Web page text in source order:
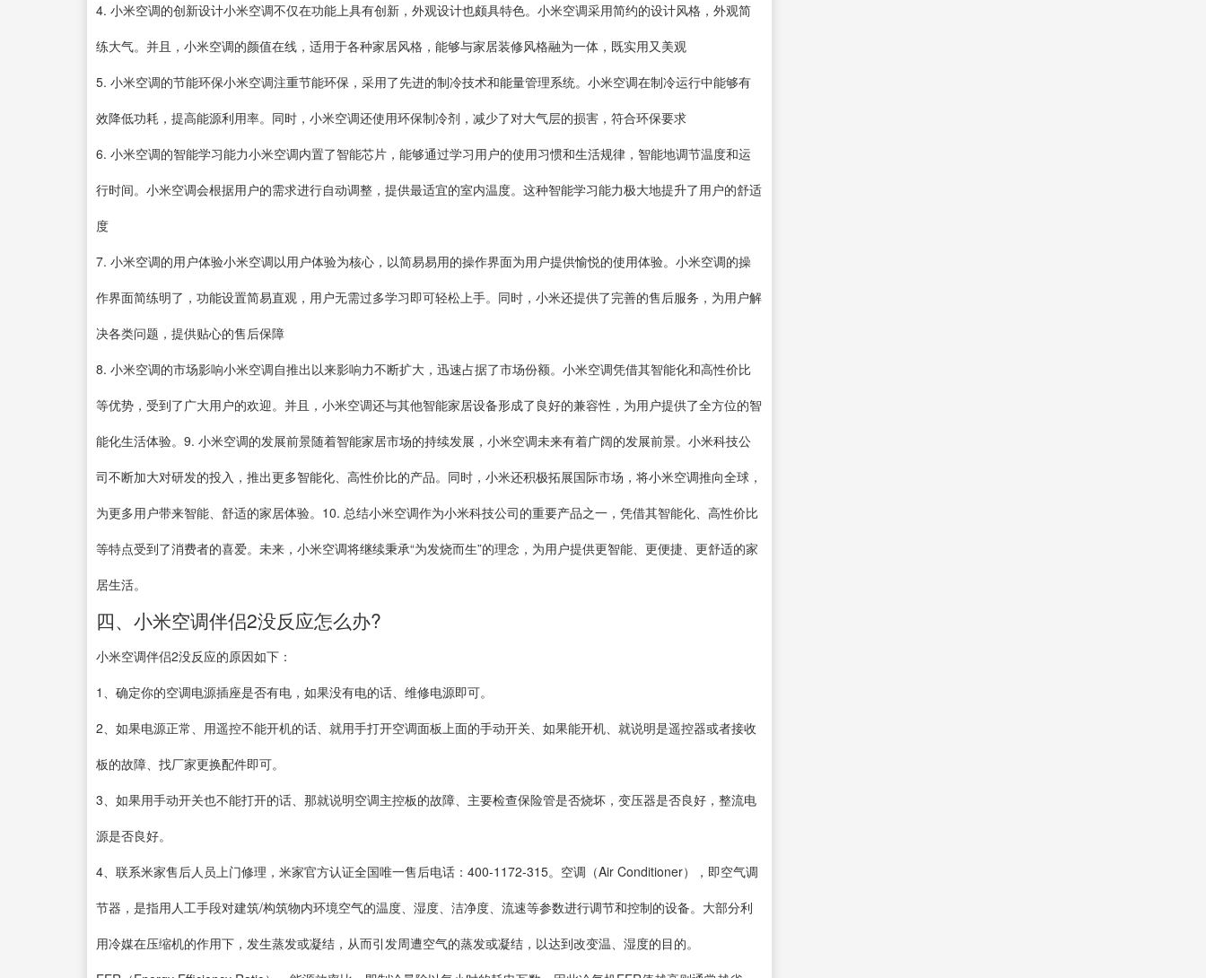
4. 小米空调的创新设计小米空调不仅在功能上具有创新，外观设计也颇具特色。小米空调采用简约的设计风格，外观简
练大气。并且，小米空调的颜值在线，适用于各种家居风格，能够与家居装修风格融为一体，既实用又美观
5. 小米空调的节能环保小米空调注重节能环保，采用了先进的制冷技术和能量管理系统。小米空调在制冷运行中能够有
效降低功耗，提高能源利用率。同时，小米空调还使用环保制冷剂，减少了对大气层的损害，符合环保要求
6. 小米空调的智能学习能力小米空调内置了智能芯片，能够通过学习用户的使用习惯和生活规律，智能地调节温度和运
行时间。小米空调会根据用户的需求进行自动调整，提供最适宜的室内温度。这种智能学习能力极大地提升了用户的舒适
度
7. 小米空调的用户体验小米空调以用户体验为核心，以简易易用的操作界面为用户提供愉悦的使用体验。小米空调的操
作界面简练明了，功能设置简易直观，用户无需过多学习即可轻松上手。同时，小米还提供了完善的售后服务，为用户解
决各类问题，提供贴心的售后保障
8. 小米空调的市场影响小米空调自推出以来影响力不断扩大，迅速占据了市场份额。小米空调凭借其智能化和高性价比
等优势，受到了广大用户的欢迎。并且，小米空调还与其他智能家居设备形成了良好的兼容性，为用户提供了全方位的智
能化生活体验。9. 小米空调的发展前景随着智能家居市场的持续发展，小米空调未来有着广阔的发展前景。小米科技公
司不断加大对研发的投入，推出更多智能化、高性价比的产品。同时，小米还积极拓展国际市场，将小米空调推向全球，
为更多用户带来智能、舒适的家居体验。10. 总结小米空调作为小米科技公司的重要产品之一，凭借其智能化、高性价比
等特点受到了消费者的喜爱。未来，小米空调将继续秉承“为发烧而生”的理念，为用户提供更智能、更便捷、更舒适的家
居生活。
四、小米空调伴侣2没反应怎么办?
小米空调伴侣2没反应的原因如下：
1、确定你的空调电源插座是否有电，如果没有电的话、维修电源即可。
2、如果电源正常、用遥控不能开机的话、就用手打开空调面板上面的手动开关、如果能开机、就说明是遥控器或者接收
板的故障、找厂家更换配件即可。
3、如果用手动开关也不能打开的话、那就说明空调主控板的故障、主要检查保险管是否烧坏，变压器是否良好，整流电
源是否良好。
4、联系米家售后人员上门修理，米家官方认证全国唯一售后电话：400-1172-315。空调（Air Conditioner），即空气调
节器，是指用人工手段对建筑/构筑物内环境空气的温度、湿度、洁净度、流速等参数进行调节和控制的设备。大部分利
用冷媒在压缩机的作用下，发生蒸发或凝结，从而引发周遭空气的蒸发或凝结，以达到改变温、湿度的目的。